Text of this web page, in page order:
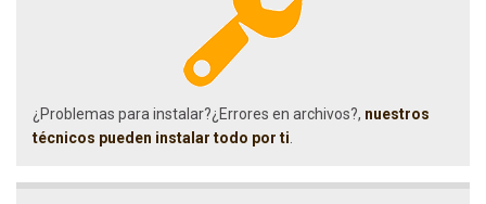
¿Problemas para instalar?¿Errores en archivos?, nuestros
técnicos pueden instalar todo por ti.